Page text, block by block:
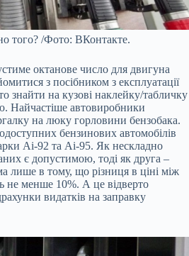
того? /Фото: ВКонтакте.
октанове число для двигуна
з посібником з експлуатації
знайти на кузові наклейку/табличку
Найчастіше автовиробники
на люку горловини бензобака.
бензинових автомобілів
Аі-92 та Аі-95. Як нескладно
є допустимою, тоді як друга –
лише в тому, що різниця в ціні між
не менше 10%. А це відверто
видатків на заправку